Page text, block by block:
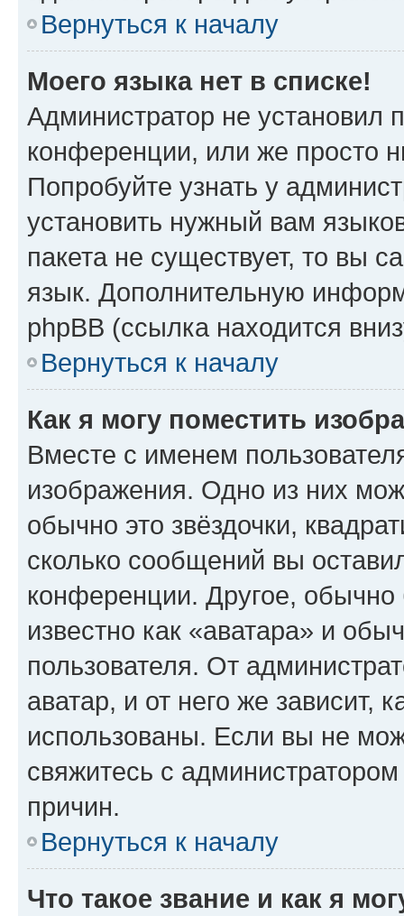
Вернуться к началу
Моего языка нет в списке!
Администратор не установил
конференции, или же просто
Попробуйте узнать у
установить нужный вам
пакета не существует, то вы
язык. Дополнительную
phpBB (ссылка находится
Вернуться к началу
Как я могу поместить
Вместе с именем
изображения. Одно из них
обычно это звёздочки,
сколько сообщений вы
конференции. Другое,
известно как «аватара» и
пользователя. От
аватар, и от него же зависит,
использованы. Если вы не
свяжитесь с
причин.
Вернуться к началу
Что такое звание и как я